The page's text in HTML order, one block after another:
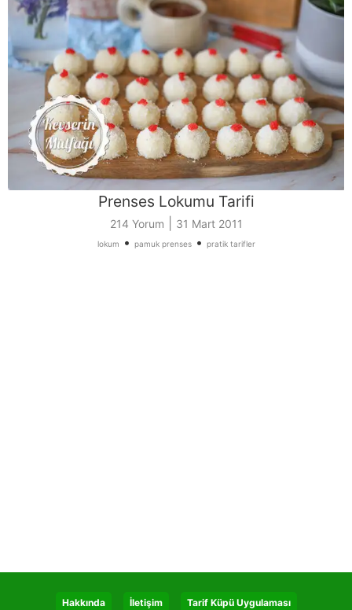
Prenses Lokumu Tarifi
214 Yorum 31 Mart 2011
lokum • pamuk prenses• pratik tarifler
Hakkında İletişim Tarif Küpü Uygulaması